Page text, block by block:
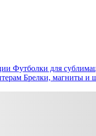
Футболки для
Брелки, магниты и